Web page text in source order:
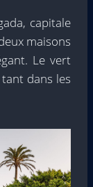
capitale
maisons
Le vert
dans les